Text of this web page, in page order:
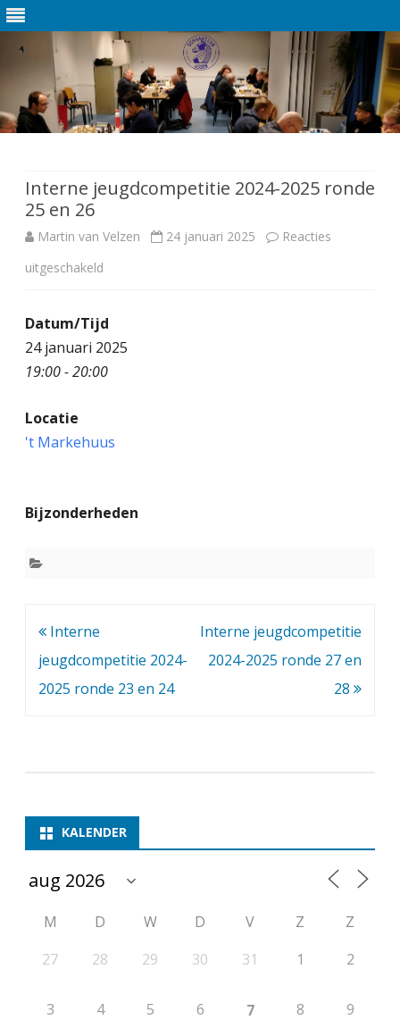
de
inhoud
Interne jeugdcompetitie 2024-2025 ronde
25 en 26
Martin van Velzen 24 januari 2025
Reacties
uitgeschakeld
o
r
u
m
t
i
i
Datum/Tijd
24 januari 2025
19:00 - 20:00
Locatie
't Markehuus
Bijzonderheden
Bericht
navigatie
Interne
jeugdcompetitie 2024-
2025 ronde 23 en 24
Interne jeugdcompetitie
2024-2025 ronde 27 en
28
KALENDER
M D W D V Z
Z
27
28 29 30 31 1 2
3 4 5 6 7 8 9